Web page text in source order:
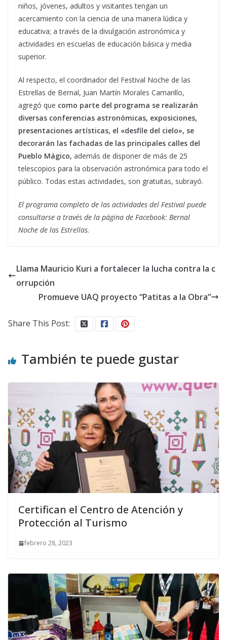
niños, jóvenes, adultos y visitantes tengan un
acercamiento con la ciencia de una manera lúdica y
educativa; a través de la divulgación astronómica y
actividades en escuelas de educación básica y media
superior.
Al respecto, el coordinador del Festival Noche de las
Estrellas de Bernal, Juan Martín Morales Camarillo,
agregó que como parte del programa se realizarán
diversas conferencias astronómicas, exposiciones,
presentaciones artísticas, el «desfile del cielo», se
decorarán las fachadas de las principales calles del
Pueblo Mágico, además de disponer de más de 25
telescopios para la observación astronómica para todo el
público. Todas estas actividades, son gratuitas, subrayó.
El programa completo de las actividades del Festival puede
consultarse a través de la página de Facebook: Bernal
Noche de las Estrellas.
Llama Mauricio Kuri a fortalecer la lucha contra la c
orrupción
Promueve UAQ proyecto “Patitas a la Obra”
Share This Post:
También te puede gustar
Certifican el Centro de Atención y
Protección al Turismo
febrero 28, 2023